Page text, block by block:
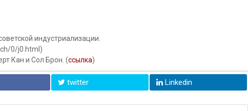
индустриализации.
0/j0.html)
Кан и Сол Брон. (ссылка)
twitter Linkedin